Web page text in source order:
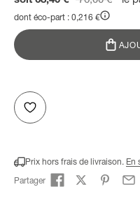
dont éco-part : 0,216 €
Prix hors frais de livraison. En
Partager